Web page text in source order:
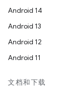
Android 14
Android 13
Android 12
Android 11
文档和下载